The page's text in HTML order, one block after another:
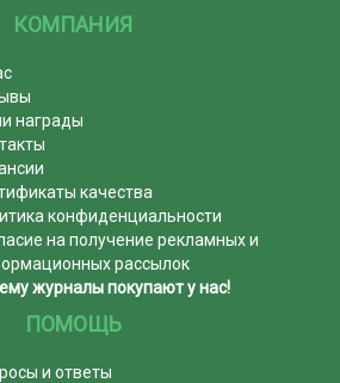
КОМПАНИЯ
награды
качества
конфиденциальности
на получение рекламных и
рассылок
журналы покупают у нас!
ПОМОЩЬ
и ответы